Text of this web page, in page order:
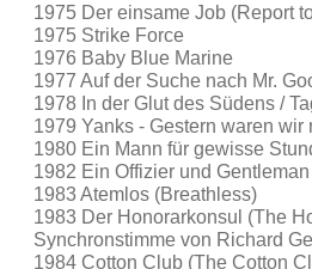
1975 Der einsame Job (Report
1975 Strike Force
1976 Baby Blue Marine
1977 Auf der Suche nach Mr.
1978 In der Glut des Südens /
1979 Yanks - Gestern waren wir
1980 Ein Mann für gewisse
1982 Ein Offizier und
1983 Atemlos (Breathless)
1983 Der Honorarkonsul (The
Synchronstimme von Richard
1984 Cotton Club (The Cotton